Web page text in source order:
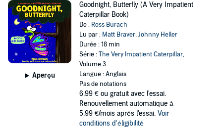
Aperçu
Goodnight, Butterfly (A Very Impatient
Caterpillar Book)
De : Ross Burach
Lu par : Matt Braver,Johnny Heller
Durée : 18 min
Série :The Very Impatient Caterpillar,
Volume 3
Langue : Anglais
Pas de notations
6,99 € ou gratuit avec l'essai.
Renouvellement automatique à
5,99 €/mois après l'essai. Voir
conditions d'éligibilité